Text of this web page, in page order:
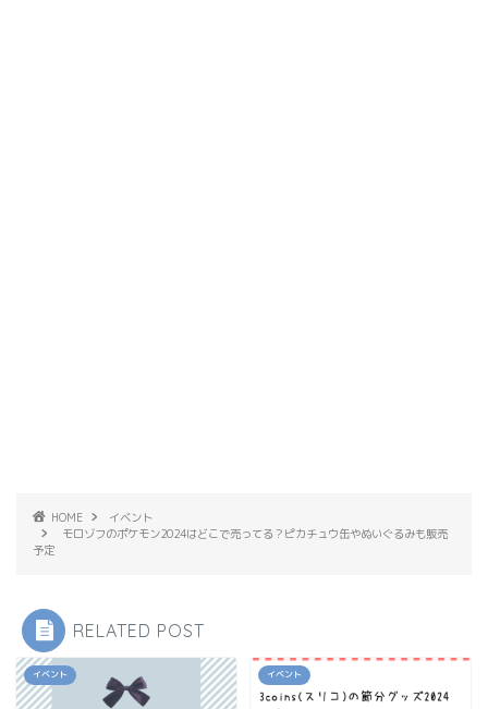
HOME
イベント
モロゾフのポケモン2024はどこで売ってる？ピカチュウ缶やぬいぐるみも販売
予定
RELATED POST
イベント イベント